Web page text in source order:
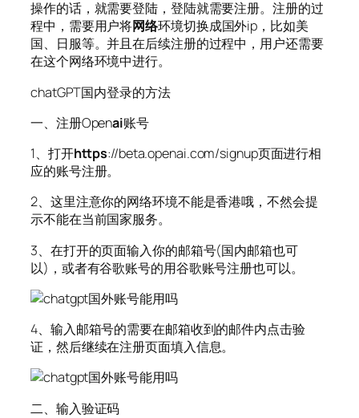
操作的话，就需要登陆，登陆就需要注册。注册的过
程中，需要用户将网络环境切换成国外ip，比如美
国、日服等。并且在后续注册的过程中，用户还需要
在这个网络环境中进行。
chatGPT国内登录的方法
一、注册Openai账号
1、打开https://beta.openai.com/signup页面进行相
应的账号注册。
2、这里注意你的网络环境不能是香港哦，不然会提
示不能在当前国家服务。
3、在打开的页面输入你的邮箱号(国内邮箱也可
以)，或者有谷歌账号的用谷歌账号注册也可以。
4、输入邮箱号的需要在邮箱收到的邮件内点击验
证，然后继续在注册页面填入信息。
二、输入验证码